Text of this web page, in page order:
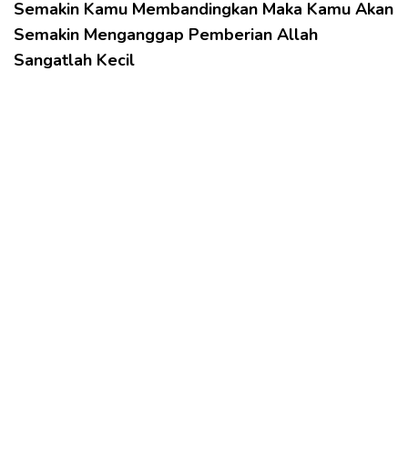
Semakin Kamu Membandingkan Maka Kamu Akan
Semakin Menganggap Pemberian Allah
Sangatlah Kecil